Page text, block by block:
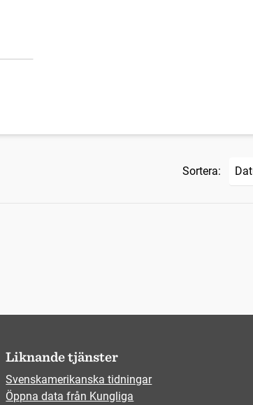
Sortera:
Liknande tjänster
Svenskamerikanska tidningar
Öppna data från Kungliga